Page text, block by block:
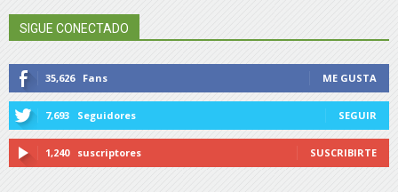
SIGUE CONECTADO
35,626 Fans ME GUSTA
7,693 Seguidores SEGUIR
1,240 suscriptores SUSCRIBIRTE